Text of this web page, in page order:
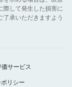
際して発生した損害に
了承いただきますよう
サービス
リシー